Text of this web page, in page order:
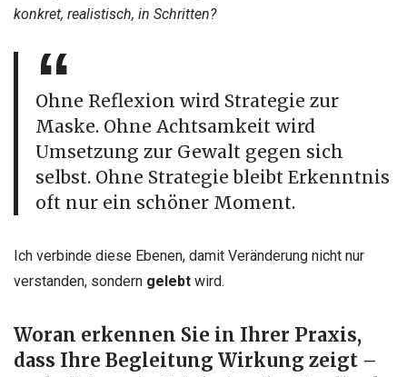
konkret, realistisch, in Schritten?
Ohne Reflexion wird Strategie zur
Maske. Ohne Achtsamkeit wird
Umsetzung zur Gewalt gegen sich
selbst. Ohne Strategie bleibt Erkenntnis
oft nur ein schöner Moment.
Ich verbinde diese Ebenen, damit Veränderung nicht nur
verstanden, sondern gelebt wird.
Woran erkennen Sie in Ihrer Praxis,
dass Ihre Begleitung Wirkung zeigt –